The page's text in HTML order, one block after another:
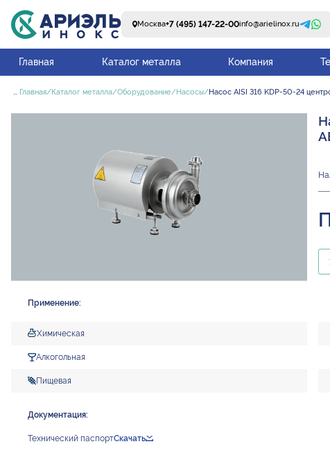
Москва+7 (495) 147-22-00info@arielinox.ru
Главная Каталог металла Компания
... Главная Каталог металла Оборудование Насосы Насос AISI 316 KDP-50-24
Применение:
Химическая
Алкогольная
Пищевая
Документация:
Технический паспортСкачать